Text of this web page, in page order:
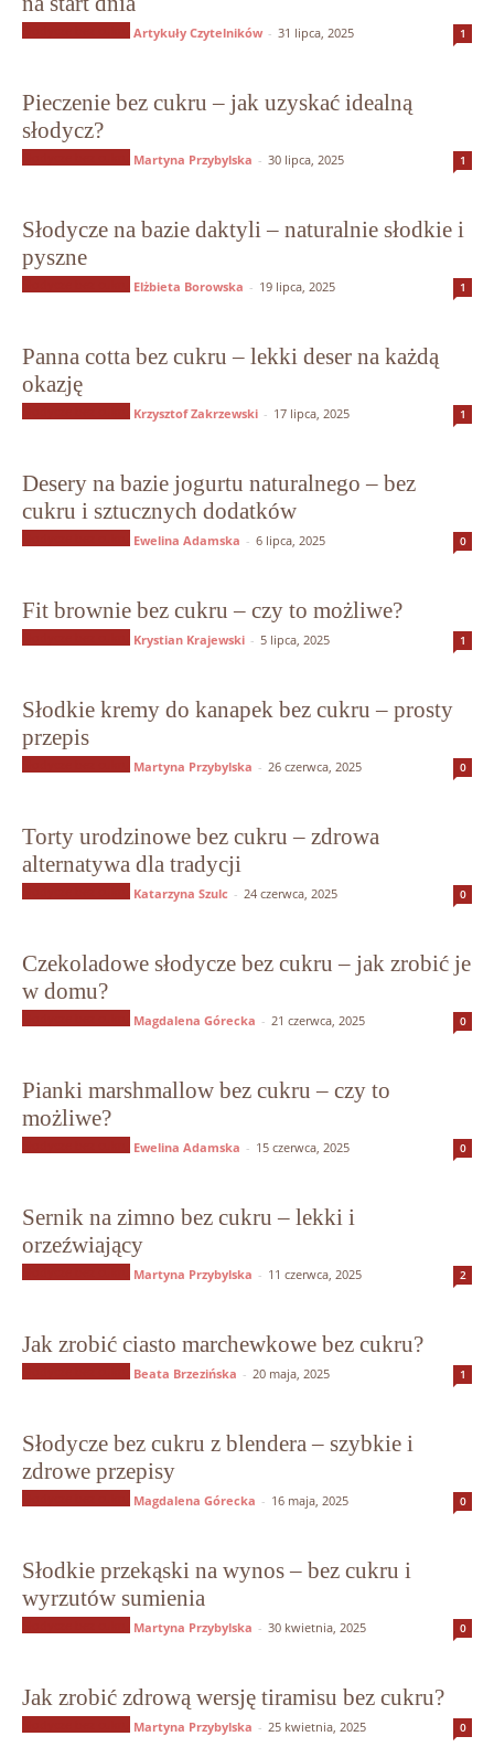
Artykuły Czytelników - 31 lipca, 2025 1
Pieczenie bez cukru – jak uzyskać idealną
słodycz?
Martyna Przybylska - 30 lipca, 2025 1
Słodycze na bazie daktyli – naturalnie słodkie i
pyszne
Elżbieta Borowska - 19 lipca, 2025 1
Panna cotta bez cukru – lekki deser na każdą
okazję
Krzysztof Zakrzewski - 17 lipca, 2025 1
Desery na bazie jogurtu naturalnego – bez
cukru i sztucznych dodatków
Ewelina Adamska - 6 lipca, 2025 0
Fit brownie bez cukru – czy to możliwe?
Krystian Krajewski - 5 lipca, 2025 1
Słodkie kremy do kanapek bez cukru – prosty
przepis
Martyna Przybylska - 26 czerwca, 2025 0
Torty urodzinowe bez cukru – zdrowa
alternatywa dla tradycji
Katarzyna Szulc - 24 czerwca, 2025 0
Czekoladowe słodycze bez cukru – jak zrobić je
w domu?
Magdalena Górecka - 21 czerwca, 2025 0
Pianki marshmallow bez cukru – czy to
możliwe?
Ewelina Adamska - 15 czerwca, 2025 0
Sernik na zimno bez cukru – lekki i
orzeźwiający
Martyna Przybylska - 11 czerwca, 2025 2
Jak zrobić ciasto marchewkowe bez cukru?
Beata Brzezińska - 20 maja, 2025 1
Słodycze bez cukru z blendera – szybkie i
zdrowe przepisy
Magdalena Górecka - 16 maja, 2025 0
Słodkie przekąski na wynos – bez cukru i
wyrzutów sumienia
Martyna Przybylska - 30 kwietnia, 2025 0
Jak zrobić zdrową wersję tiramisu bez cukru?
Martyna Przybylska - 25 kwietnia, 2025 0